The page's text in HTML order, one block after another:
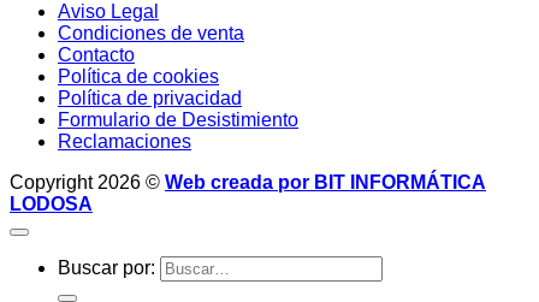
Aviso Legal
Condiciones de venta
Contacto
Política de cookies
Política de privacidad
Formulario de Desistimiento
Reclamaciones
Copyright 2026 © Web creada por BIT INFORMÁTICA
LODOSA
Buscar por: